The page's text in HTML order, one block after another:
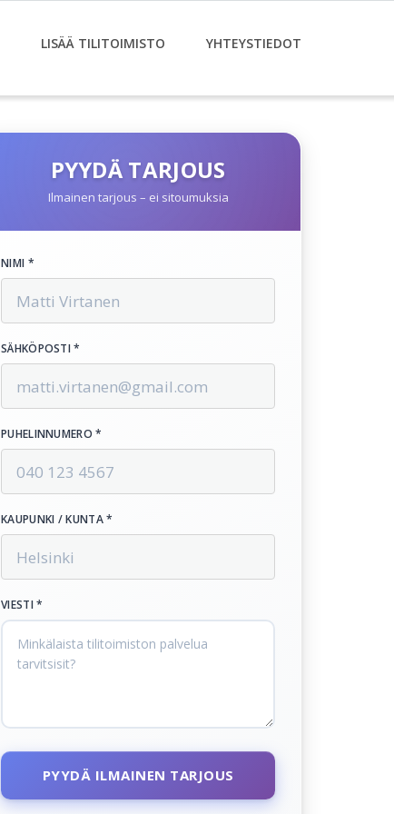
LISÄÄ TILITOIMISTO YHTEYSTIEDOT
PYYDÄ TARJOUS
Ilmainen tarjous – ei sitoumuksia
NIMI *
SÄHKÖPOSTI *
PUHELINNUMERO *
KAUPUNKI / KUNTA *
VIESTI *
PYYDÄ ILMAINEN TARJOUS